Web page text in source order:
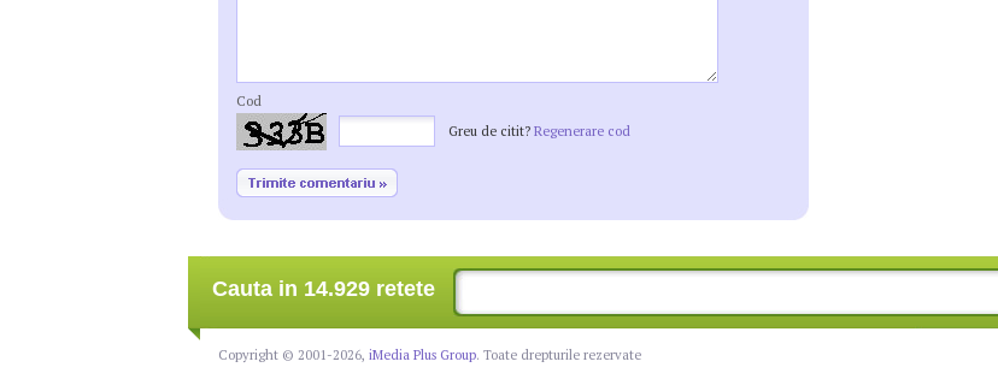
Cod
Greu de citit? Regenerare cod
Cauta in 14.929 retete
Copyright © 2001-2026, iMedia Plus Group. Toate drepturile rezervate